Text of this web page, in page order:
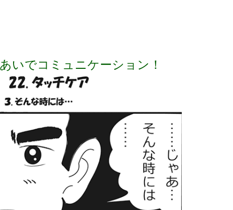
いでコミュニケーション！